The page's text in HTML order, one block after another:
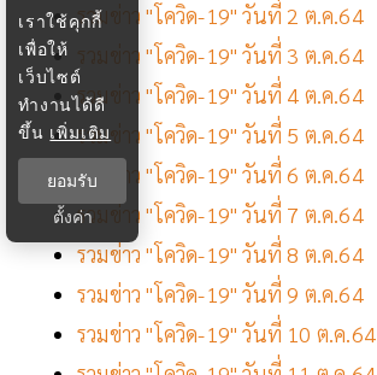
รวมข่าว "โควิด-19" วันที่ 2 ต.ค.64
รวมข่าว "โควิด-19" วันที่ 3 ต.ค.64
รวมข่าว "โควิด-19" วันที่ 4 ต.ค.64
รวมข่าว "โควิด-19" วันที่ 5 ต.ค.64
รวมข่าว "โควิด-19" วันที่ 6 ต.ค.64
รวมข่าว "โควิด-19" วันที่ 7 ต.ค.64
รวมข่าว "โควิด-19" วันที่ 8 ต.ค.64
รวมข่าว "โควิด-19" วันที่ 9 ต.ค.64
รวมข่าว "โควิด-19" วันที่ 10 ต.ค.64
เราใช้คุกกี้
เพื่อให้
เว็บไซต์
ทำงานได้ดี
ขึ้น เพิ่มเติม
ยอมรับ
ตั้งค่า